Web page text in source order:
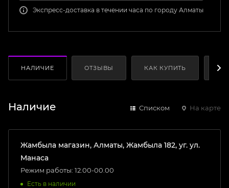
Экспресс-доставка в течении часа по городу Алматы
НАЛИЧИЕ ОТЗЫВЫ КАК КУПИТЬ
Наличие Списком На карте
Жамбыла магазин, Алматы, Жамбыла 182, уг. ул.
Манаса
Режим работы: 12.00-00.00
Есть в наличии